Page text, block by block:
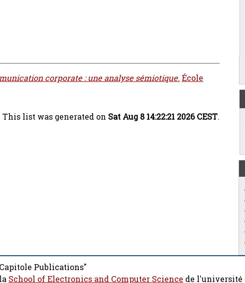
corporate‎ : une analyse sémiotique. École
This list was generated on Sat Aug 8 14:22:21 2026 CEST.
Publications"
School of Electronics and Computer Science de l'université